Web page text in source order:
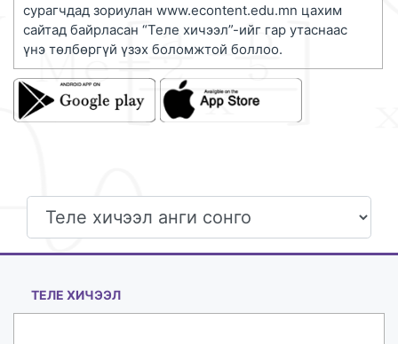
сурагчдад зориулан www.econtent.edu.mn цахим
сайтад байрласан “Теле хичээл”-ийг гар утаснаас
үнэ төлбөргүй үзэх боломжтой боллоо.
ТЕЛЕ ХИЧЭЭЛтоглуулах